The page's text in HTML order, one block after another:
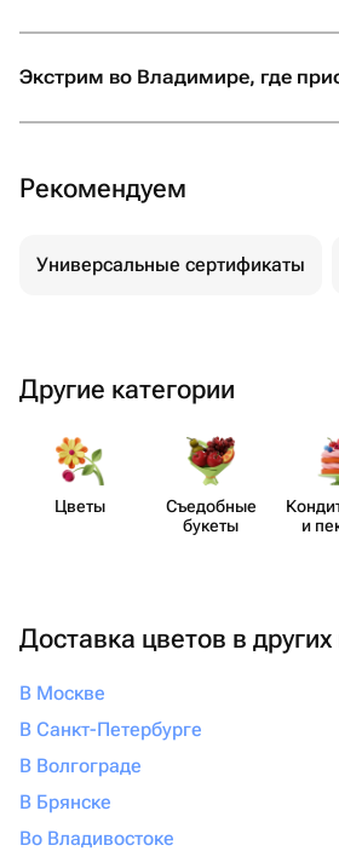
Экстрим во Владимире, где
Рекомендуем
Универсальные сертификаты
Другие категории
Цветы
Съедобные
букеты
и
Доставка цветов в других
В Москве
В Санкт-Петербурге
В Волгограде
В Брянске
Во Владивостоке